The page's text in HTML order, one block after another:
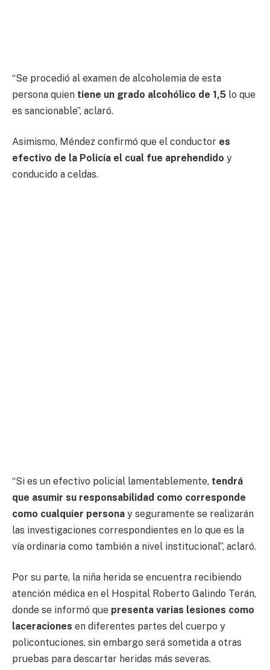
“Se procedió al examen de alcoholemia de esta
persona quien tiene un grado alcohólico de 1,5 lo que
es sancionable”, aclaró.
Asimismo, Méndez confirmó que el conductor es
efectivo de la Policía el cual fue aprehendido y
conducido a celdas.
“Si es un efectivo policial lamentablemente, tendrá
que asumir su responsabilidad como corresponde
como cualquier persona y seguramente se realizarán
las investigaciones correspondientes en lo que es la
vía ordinaria como también a nivel institucional”, aclaró.
Por su parte, la niña herida se encuentra recibiendo
atención médica en el Hospital Roberto Galindo Terán,
donde se informó que presenta varias lesiones como
laceraciones en diferentes partes del cuerpo y
policontuciones, sin embargo será sometida a otras
pruebas para descartar heridas más severas.